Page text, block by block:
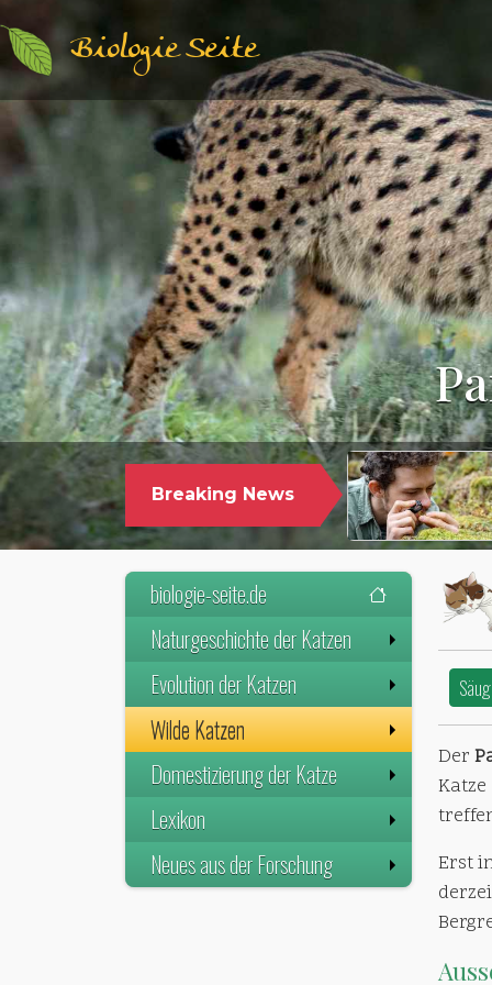
Biologie Seite
Breaking News
biologie-seite.de
Naturgeschichte der Katzen
Evolution der Katzen
Wilde Katzen
Domestizierung der Katze
Lexikon
Neues aus der Forschung
Der
Erst